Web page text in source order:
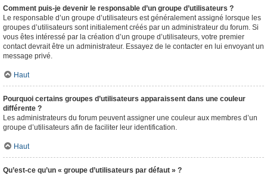
Comment puis-je devenir le responsable d’un groupe d’utilisateurs ?
Le responsable d’un groupe d’utilisateurs est généralement assigné lorsque les
groupes d’utilisateurs sont initialement créés par un administrateur du forum. Si
vous êtes intéressé par la création d’un groupe d’utilisateurs, votre premier
contact devrait être un administrateur. Essayez de le contacter en lui envoyant un
message privé.
Haut
Pourquoi certains groupes d’utilisateurs apparaissent dans une couleur
différente ?
Les administrateurs du forum peuvent assigner une couleur aux membres d’un
groupe d’utilisateurs afin de faciliter leur identification.
Haut
Qu’est-ce qu’un « groupe d’utilisateurs par défaut » ?